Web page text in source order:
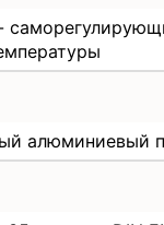
алюминиевый